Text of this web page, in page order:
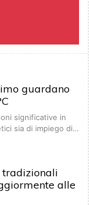
guardano
significative in
sia di impiego di…
tradizionali
alle